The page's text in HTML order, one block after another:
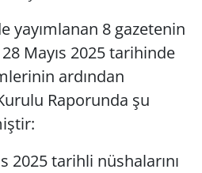
yayımlanan 8 gazetenin
Mayıs 2025 tarihinde
ardından
Raporunda şu
2025 tarihli nüshalarını